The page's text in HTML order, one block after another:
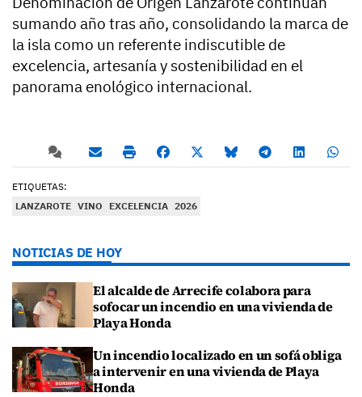
sumando año tras año, consolidando la marca de
la isla como un referente indiscutible de
excelencia, artesanía y sostenibilidad en el
panorama enológico internacional.
ETIQUETAS:
LANZAROTE VINO EXCELENCIA 2026
NOTICIAS DE HOY
El alcalde de Arrecife colabora para
sofocar un incendio en una vivienda de
Playa Honda
Un incendio localizado en un sofá obliga
a intervenir en una vivienda de Playa
Honda